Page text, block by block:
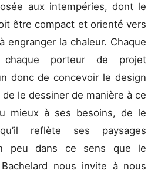
aux intempéries, dont le
être compact et orienté vers
engranger la chaleur. Chaque
porteur de projet
donc de concevoir le design
le dessiner de manière à ce
mieux à ses besoins, de le
reflète ses paysages
peu dans ce sens que le
nous invite à nous